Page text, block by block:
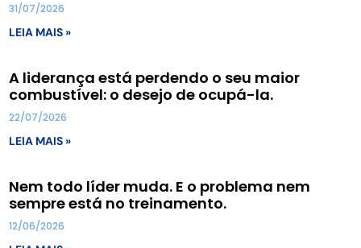
31/07/2026
LEIA MAIS »
A liderança está perdendo o seu maior
combustível: o desejo de ocupá-la.
22/07/2026
LEIA MAIS »
Nem todo líder muda. E o problema nem
sempre está no treinamento.
12/06/2026